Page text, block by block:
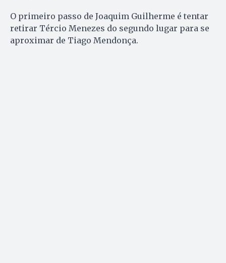
O primeiro passo de Joaquim Guilherme é tentar
retirar Tércio Menezes do segundo lugar para se
aproximar de Tiago Mendonça.